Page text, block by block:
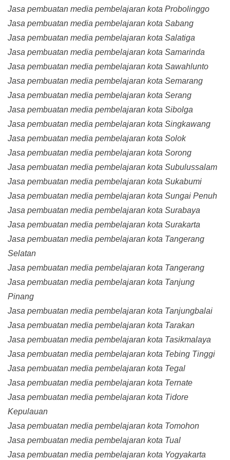
Jasa pembuatan media pembelajaran kota Probolinggo
Jasa pembuatan media pembelajaran kota Sabang
Jasa pembuatan media pembelajaran kota Salatiga
Jasa pembuatan media pembelajaran kota Samarinda
Jasa pembuatan media pembelajaran kota Sawahlunto
Jasa pembuatan media pembelajaran kota Semarang
Jasa pembuatan media pembelajaran kota Serang
Jasa pembuatan media pembelajaran kota Sibolga
Jasa pembuatan media pembelajaran kota Singkawang
Jasa pembuatan media pembelajaran kota Solok
Jasa pembuatan media pembelajaran kota Sorong
Jasa pembuatan media pembelajaran kota Subulussalam
Jasa pembuatan media pembelajaran kota Sukabumi
Jasa pembuatan media pembelajaran kota Sungai Penuh
Jasa pembuatan media pembelajaran kota Surabaya
Jasa pembuatan media pembelajaran kota Surakarta
Jasa pembuatan media pembelajaran kota Tangerang
Selatan
Jasa pembuatan media pembelajaran kota Tangerang
Jasa pembuatan media pembelajaran kota Tanjung
Pinang
Jasa pembuatan media pembelajaran kota Tanjungbalai
Jasa pembuatan media pembelajaran kota Tarakan
Jasa pembuatan media pembelajaran kota Tasikmalaya
Jasa pembuatan media pembelajaran kota Tebing Tinggi
Jasa pembuatan media pembelajaran kota Tegal
Jasa pembuatan media pembelajaran kota Ternate
Jasa pembuatan media pembelajaran kota Tidore
Kepulauan
Jasa pembuatan media pembelajaran kota Tomohon
Jasa pembuatan media pembelajaran kota Tual
Jasa pembuatan media pembelajaran kota Yogyakarta